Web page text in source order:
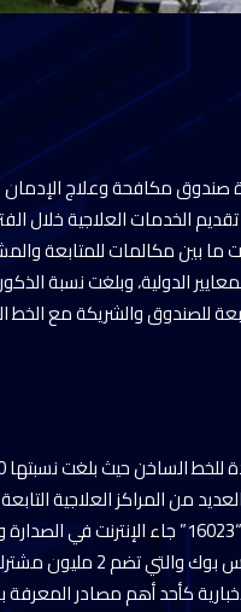
صندوق مكافحة وعلاج الإدمان
للصندوق ” 16023″ على مدار عام 2024 حيث تم تقديم الخدمات
وتنوعت الخدمات ما بين مكالمات
العديد من المراكز العلاجية
الصندوق بهما وفيما يتعلق بمصدر معرفة الخط الساخن لعلاج الإدمان
للمجهودات التوعوية الإلكترونية للصندوق عبر
كأحد أهم مصادر